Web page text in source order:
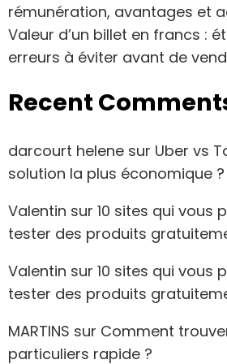
rémunération, avantages et
Valeur d’un billet en francs :
erreurs à éviter avant de
Recent
darcourt helene sur Uber vs
solution la plus économique ?
Valentin sur 10 sites qui vous
tester des produits
Valentin sur 10 sites qui vous
tester des produits
MARTINS sur Comment
particuliers rapide ?